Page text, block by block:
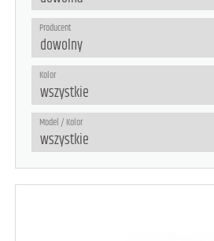
Producent
Kolor
Model / Kolor